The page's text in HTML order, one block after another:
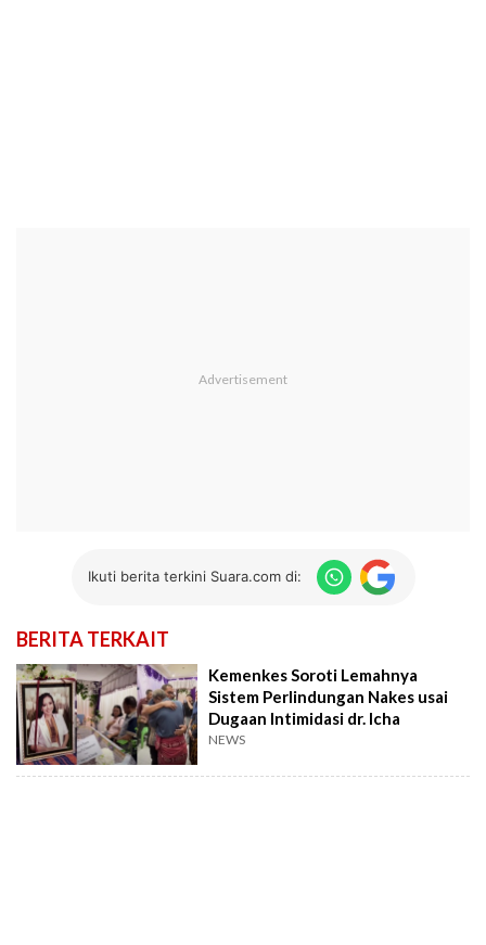
Ikuti berita terkini Suara.com di:
BERITA TERKAIT
Kemenkes Soroti Lemahnya
Sistem Perlindungan Nakes usai
Dugaan Intimidasi dr. Icha
NEWS